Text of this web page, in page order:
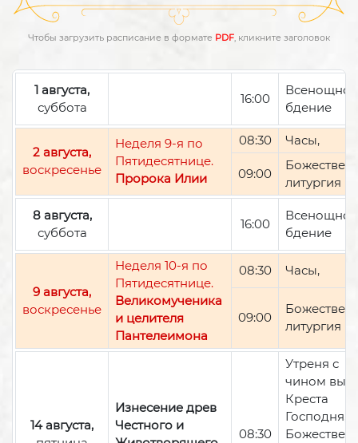
Чтобы загрузить расписание в формате PDF, кликните заголовок
1 августа,
суббота
16:00
Всенощное
бдение
2 августа,
воскресенье
Неделя 9-я по
Пятидесятнице.
Пророка Илии
08:30 Часы,
09:00
литургия
8 августа,
суббота
16:00
Всенощное
бдение
9 августа,
воскресенье
Неделя 10-я по
Пятидесятнице.
Великомученика
и целителя
Пантелеимона
08:30 Часы,
09:00
литургия
14 августа,
Изнесение древ
Честного и
08:30
Утреня с
чином
Креста
Господня,